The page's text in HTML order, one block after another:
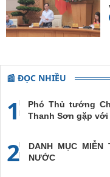
📰 ĐỌC NHIỀU
1
Phó Thủ tướng
Thanh Sơn gặp với
2
DANH MỤC
NƯỚC